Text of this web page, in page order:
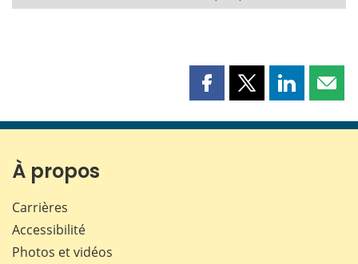
Partager
page
Partager
page
Partager
page page
À propos
Carrières
Accessibilité
Photos et vidéos